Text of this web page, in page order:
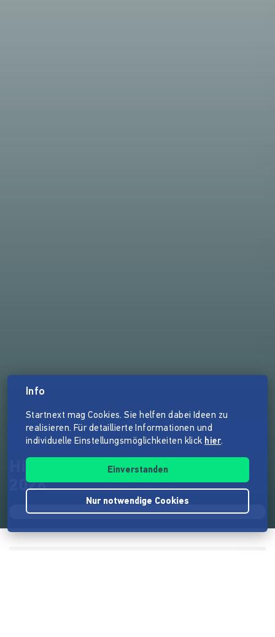
Hirnkost: Engagierte Literatur
2026
Info
Startnext mag Cookies. Sie helfen dabei Ideen zu
realisieren. Für detaillierte Informationen und
individuelle Einstellungsmöglichkeiten klick hier.
Einverstanden
Nur notwendige Cookies